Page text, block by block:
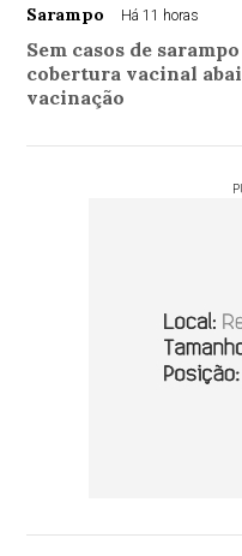
Sarampo Há 11 horas
Sem casos de
cobertura vacinal
vacinação